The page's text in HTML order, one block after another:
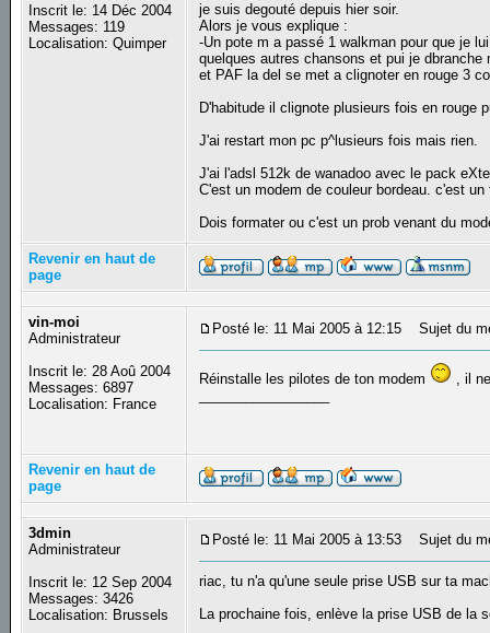
Inscrit le: 14 Déc 2004
Messages: 119
Localisation: Quimper
je suis degouté depuis hier soir.
Alors je vous explique :
-Un pote m a passé 1 walkman pour que je
quelques autres chansons et pui je
et PAF la del se met a clignoter en rouge 3
D'habitude il clignote plusieurs fois en rouge
J'ai restart mon pc p^lusieurs fois mais rien.
J'ai l'adsl 512k de wanadoo avec le pack
C'est un modem de couleur bordeau. c'est
Dois formater ou c'est un prob venant du
Revenir en haut de
page
vin-moi
Administrateur
Inscrit le: 28 Aoû 2004
Messages: 6897
Localisation: France
Posté le: 11 Mai 2005 à 12:15 Sujet du
Réinstalle les pilotes de ton modem
, il
Revenir en haut de
page
3dmin
Administrateur
Inscrit le: 12 Sep 2004
Messages: 3426
Localisation: Brussels
Posté le: 11 Mai 2005 à 13:53 Sujet du
riac, tu n'a qu'une seule prise USB sur ta
La prochaine fois, enlève la prise USB de